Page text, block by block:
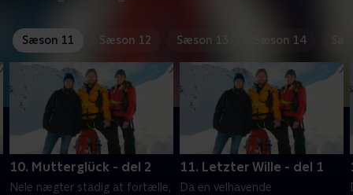
Sæson 11 Sæson 12 Sæson 13 Sæson 14
10. Mutterglück - del 2
Nele nægter stadig at fortælle,
11. Letzter Wille - del 1
Da en velhavende